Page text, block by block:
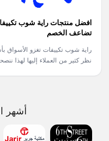
افضل منتجات راية شوب
تضاعف الخصم
راية شوب تكييفات تغزو الأسواق
نظر كثير من العملاء إليها لهذا
أشهر